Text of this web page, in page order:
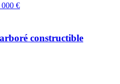
000 €
constructible